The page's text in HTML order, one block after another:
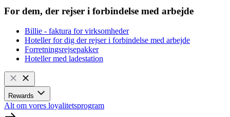
For dem, der rejser i forbindelse med arbejde
Billie - faktura for virksomheder
Hoteller for dig der rejser i forbindelse med arbejde
Forretningsrejsepakker
Hoteller med ladestation
Rewards
Alt om vores loyalitetsprogram